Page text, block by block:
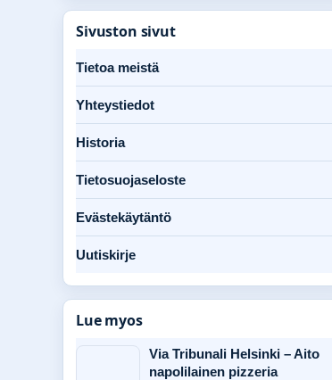
Sivuston sivut
Tietoa meistä
Yhteystiedot
Historia
Tietosuojaseloste
Evästekäytäntö
Uutiskirje
Lue myos
Via Tribunali Helsinki – Aito
napolilainen pizzeria